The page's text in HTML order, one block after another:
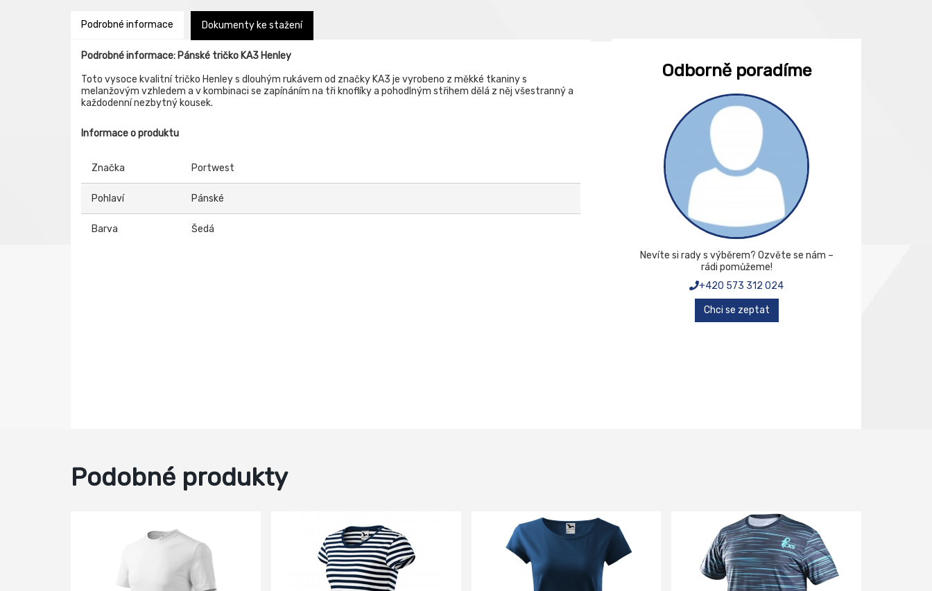
Podrobné informace Dokumenty ke stažení
Podrobné informace: Pánské tričko KA3 Henley
Toto vysoce kvalitní tričko Henley s dlouhým rukávem od značky KA3 je vyrobeno z měkké tkaniny s
melanžovým vzhledem a v kombinaci se zapínáním na tři knoflíky a pohodlným střihem dělá z něj všestranný a
každodenní nezbytný kousek.
Informace o produktu
Značka Portwest
Pohlaví Pánské
Barva Šedá
Odborně poradíme
Nevíte si rady s výběrem? Ozvěte se nám –
rádi pomůžeme!
+420 573 312 024
Chci se zeptat
Podobné produkty